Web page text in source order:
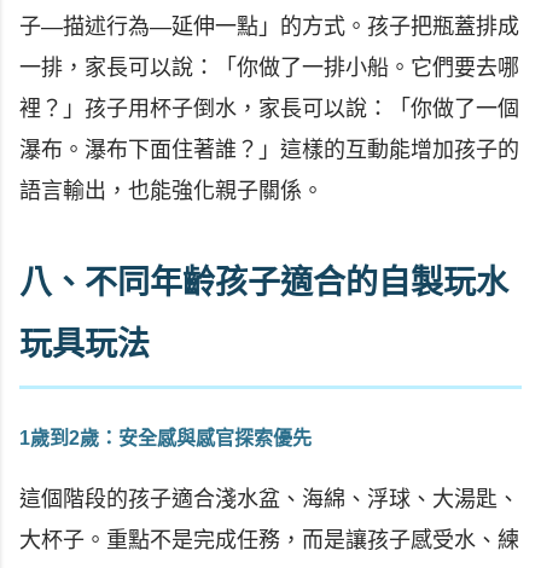
子—描述行為—延伸一點」的方式。孩子把瓶蓋排成
一排，家長可以說：「你做了一排小船。它們要去哪
裡？」孩子用杯子倒水，家長可以說：「你做了一個
瀑布。瀑布下面住著誰？」這樣的互動能增加孩子的
語言輸出，也能強化親子關係。
八、不同年齡孩子適合的自製玩水
玩具玩法
1歲到2歲：安全感與感官探索優先
這個階段的孩子適合淺水盆、海綿、浮球、大湯匙、
大杯子。重點不是完成任務，而是讓孩子感受水、練